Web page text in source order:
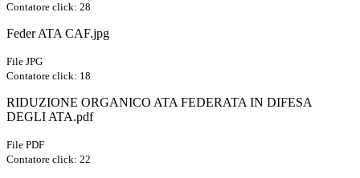
Contatore click: 28
Feder ATA CAF.jpg
File JPG
Contatore click: 18
RIDUZIONE ORGANICO ATA FEDERATA IN DIFESA
DEGLI ATA.pdf
File PDF
Contatore click: 22